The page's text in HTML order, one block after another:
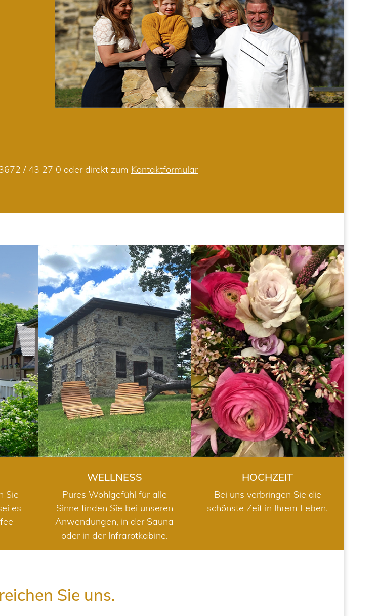
/ 43 27 0 oder direkt zum Kontaktformular
Sie
es
WELLNESS
WELLNESS
Pures Wohlgefühl für alle
Sinne finden Sie bei unseren
Anwendungen, in der Sauna
oder in der Infrarotkabine.
HOCHZEIT
HOCHZEIT
Bei uns verbringen Sie die
schönste Zeit in Ihrem Leben.
Sie uns.